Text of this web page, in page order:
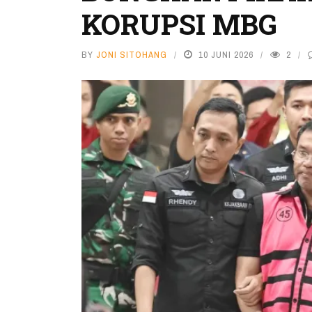
KORUPSI MBG
BY JONI SITOHANG 10 JUNI 2026 2